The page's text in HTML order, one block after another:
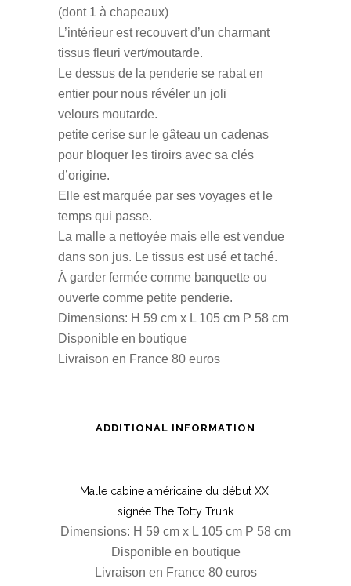
(dont 1 à chapeaux)
L’intérieur est recouvert d’un charmant
tissus fleuri vert/moutarde.
Le dessus de la penderie se rabat en
entier pour nous révéler un joli
velours moutarde.
petite cerise sur le gâteau un cadenas
pour bloquer les tiroirs avec sa clés
d’origine.
Elle est marquée par ses voyages et le
temps qui passe.
La malle a nettoyée mais elle est vendue
dans son jus. Le tissus est usé et taché.
À garder fermée comme banquette ou
ouverte comme petite penderie.
Dimensions: H 59 cm x L 105 cm P 58 cm
Disponible en boutique
Livraison en France 80 euros
ADDITIONAL INFORMATION
Malle cabine américaine du début XX.
signée The Totty Trunk
Dimensions: H 59 cm x L 105 cm P 58 cm
Disponible en boutique
Livraison en France 80 euros